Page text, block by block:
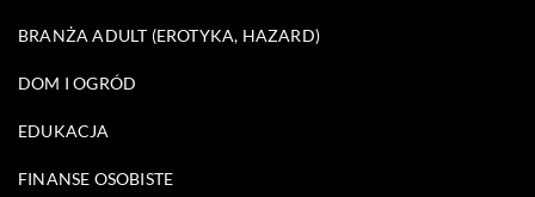
BRANŻA ADULT (EROTYKA, HAZARD)
DOM I OGRÓD
EDUKACJA
FINANSE OSOBISTE